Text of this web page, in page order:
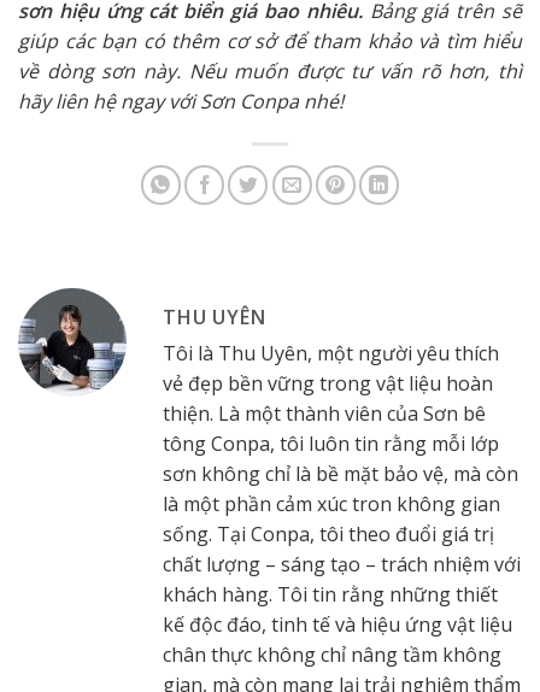
sơn hiệu ứng cát biển giá bao nhiêu.Bảng giá trên sẽ
giúp các bạn có thêm cơ sở để tham khảo và tìm hiểu
về dòng sơn này. Nếu muốn được tư vấn rõ hơn, thì
hãy liên hệ ngay với Sơn Conpa nhé!
THU UYÊN
Tôi là Thu Uyên, một người yêu thích
vẻ đẹp bền vững trong vật liệu hoàn
thiện. Là một thành viên của Sơn bê
tông Conpa, tôi luôn tin rằng mỗi lớp
sơn không chỉ là bề mặt bảo vệ, mà còn
là một phần cảm xúc tron không gian
sống. Tại Conpa, tôi theo đuổi giá trị
chất lượng – sáng tạo – trách nhiệm với
khách hàng. Tôi tin rằng những thiết
kế độc đáo, tinh tế và hiệu ứng vật liệu
chân thực không chỉ nâng tầm không
gian, mà còn mang lại trải nghiệm thẩm